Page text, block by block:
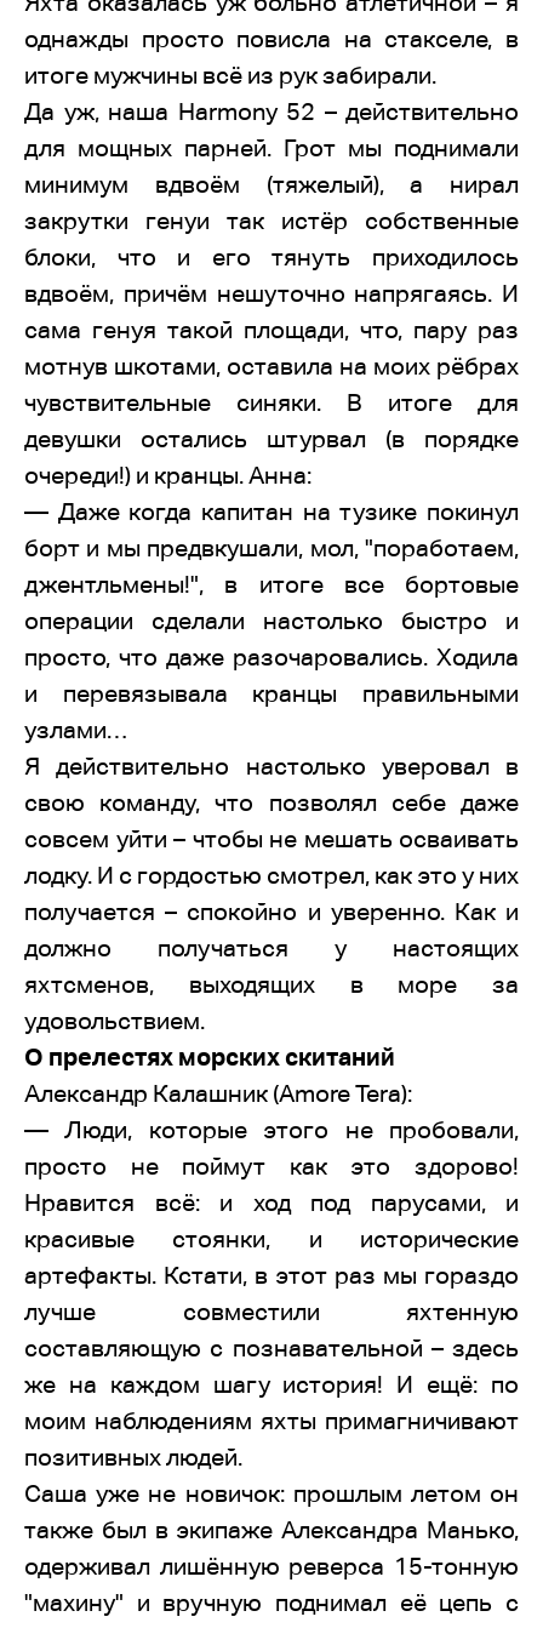
однажды просто повисла на стакселе, в
итоге мужчины всё из рук забирали.
Да уж, наша Harmony 52 – действительно
для мощных парней. Грот мы поднимали
минимум вдвоём (тяжелый), а нирал
закрутки генуи так истёр собственные
блоки, что и его тянуть приходилось
вдвоём, причём нешуточно напрягаясь. И
сама генуя такой площади, что, пару раз
мотнув шкотами, оставила на моих рёбрах
чувствительные синяки. В итоге для
девушки остались штурвал (в порядке
очереди!) и кранцы. Анна:
— Даже когда капитан на тузике покинул
борт и мы предвкушали, мол, "поработаем,
джентльмены!", в итоге все бортовые
операции сделали настолько быстро и
просто, что даже разочаровались. Ходила
и перевязывала кранцы правильными
узлами…
Я действительно настолько уверовал в
свою команду, что позволял себе даже
совсем уйти – чтобы не мешать осваивать
лодку. И с гордостью смотрел, как это у них
получается – спокойно и уверенно. Как и
должно получаться у настоящих
яхтсменов, выходящих в море за
удовольствием.
О прелестях морских скитаний
Александр Калашник (Amore Tera):
— Люди, которые этого не пробовали,
просто не поймут как это здорово!
Нравится всё: и ход под парусами, и
красивые стоянки, и исторические
артефакты. Кстати, в этот раз мы гораздо
лучше совместили яхтенную
составляющую с познавательной – здесь
же на каждом шагу история! И ещё: по
моим наблюдениям яхты примагничивают
позитивных людей.
Саша уже не новичок: прошлым летом он
также был в экипаже Александра Манько,
одерживал лишённую реверса 15-тонную
"махину" и вручную поднимал её цепь с